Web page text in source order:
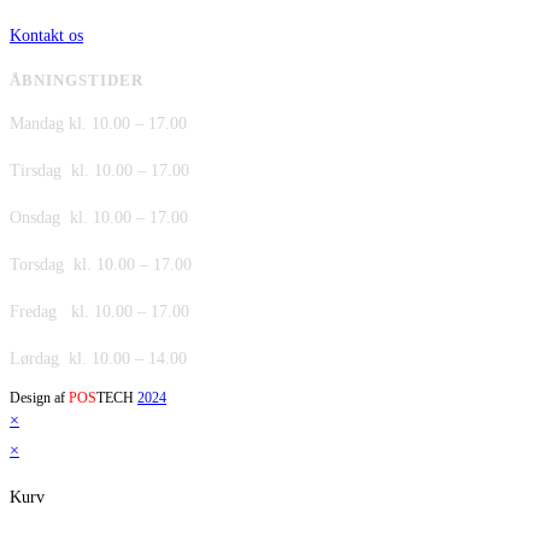
Kontakt os
ÅBNINGSTIDER
Mandag kl. 10.00 – 17.00
Tirsdag kl. 10.00 – 17.00
Onsdag kl. 10.00 – 17.00
Torsdag kl. 10.00 – 17.00
Fredag kl. 10.00 – 17.00
Lørdag kl. 10.00 – 14.00
Design af POSTECH 2024
×
×
Kurv